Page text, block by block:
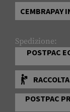
CEMBRAPAY
Spedizione:
POSTPAC
RACCOLTA
POSTPAC